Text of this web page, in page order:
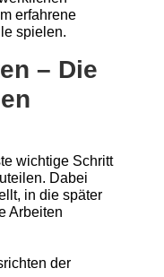
erfahrene
spielen.
– Die
wichtige Schritt
Dabei
in die später
Arbeiten
der